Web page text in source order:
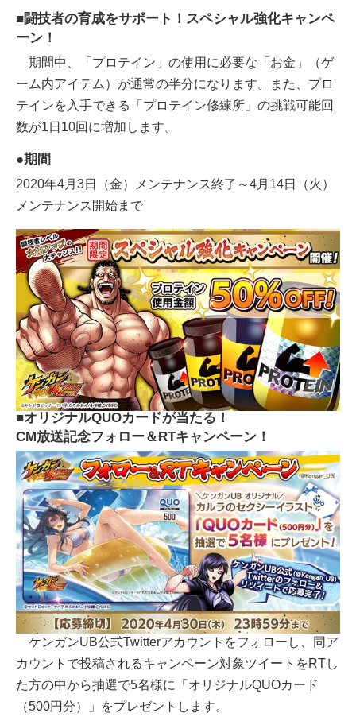
■闘技者の育成をサポート！スペシャル強化キャンペ
ーン！
期間中、「プロテイン」の使用に必要な「お金」（ゲ
ーム内アイテム）が通常の半分になります。また、プロ
テインを入手できる「プロテイン修練所」の挑戦可能回
数が1日10回に増加します。
●期間
2020年4月3日（金）メンテナンス終了～4月14日（火）
メンテナンス開始まで
■オリジナルQUOカードが当たる！
CM放送記念フォロー＆RTキャンペーン！
ケンガンUB公式Twitterアカウントをフォローし、同ア
カウントで投稿されるキャンペーン対象ツイートをRTし
た方の中から抽選で5名様に「オリジナルQUOカード
（500円分）」をプレゼントします。